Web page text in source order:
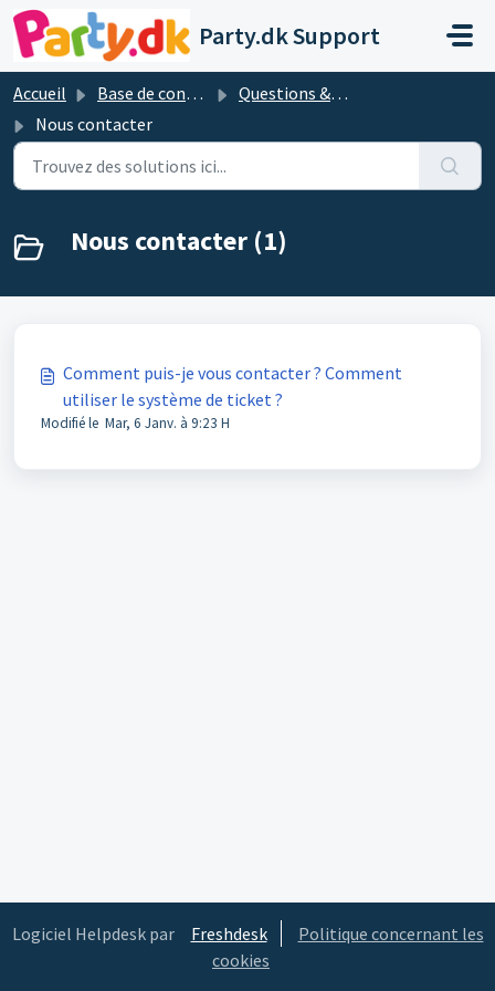
Passer au contenu principal
Party.dk Support
Accueil Base de connaissances
Questions & réponses les plus importantes
Nous contacter
Nous contacter (1)
Comment puis-je vous contacter ? Comment
utiliser le système de ticket ?
Modifié le Mar, 6 Janv. à 9:23 H
Logiciel Helpdesk par Freshdesk
Politique concernant les
cookies